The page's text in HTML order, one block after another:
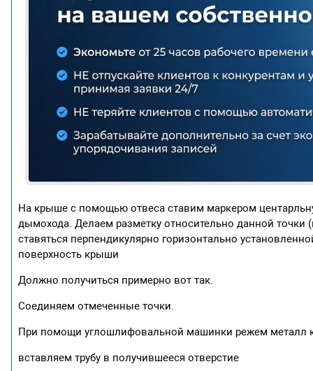
На крыше с помощью отвеса ставим маркером
дымохода. Делаем разметку относительно данной точки
ставяться перпендикулярно горизонтально
поверхность крыши
Должно получиться примерно вот так.
Соединяем отмеченные точки.
При помощи углошлифовальной машинки режем металл
вставляем трубу в получившееся отверстие